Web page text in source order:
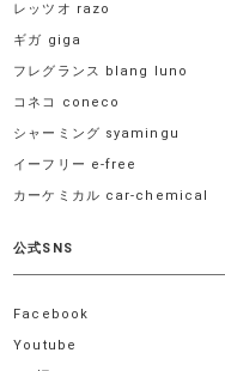
レッツオ razo
ギガ giga
フレグランス blang luno
コネコ coneco
シャーミング syamingu
イーフリー e-free
カーケミカル car-chemical
公式SNS
Facebook
Youtube